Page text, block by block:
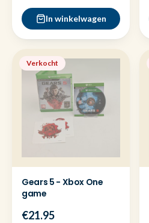
In winkelwagen
Verkocht
Gears 5 - Xbox One
game
€21.95